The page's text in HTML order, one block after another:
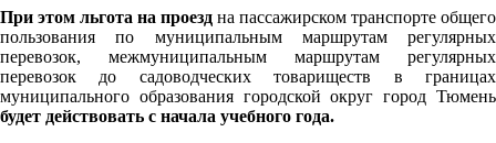
При этом льгота на проезд на пассажирском транспорте общего
пользования по муниципальным маршрутам регулярных
перевозок, межмуниципальным маршрутам регулярных
перевозок до садоводческих товариществ в границах
муниципального образования городской округ город Тюмень
будет действовать с начала учебного года.